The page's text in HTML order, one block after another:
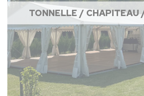
TONNELLE / CHAPITEAU